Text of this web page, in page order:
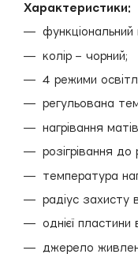
Характеристики:
колір – чорний;
4 режими
регульована
нагрівання
розігрівання
температура
радіус захисту
однієї
джерело